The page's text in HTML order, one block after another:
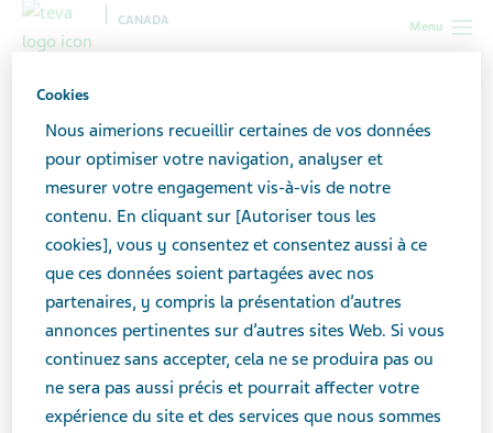
Menu
CANADA
Canada
Migraine : conseils pour
composer avec la surcharge
sensorielle
Cookies
Nous aimerions recueillir certaines de vos données
pour optimiser votre navigation, analyser et
mesurer votre engagement vis-à-vis de notre
contenu. En cliquant sur [Autoriser tous les
cookies], vous y consentez et consentez aussi à ce
que ces données soient partagées avec nos
partenaires, y compris la présentation d’autres
annonces pertinentes sur d’autres sites Web. Si vous
continuez sans accepter, cela ne se produira pas ou
ne sera pas aussi précis et pourrait affecter votre
expérience du site et des services que nous sommes